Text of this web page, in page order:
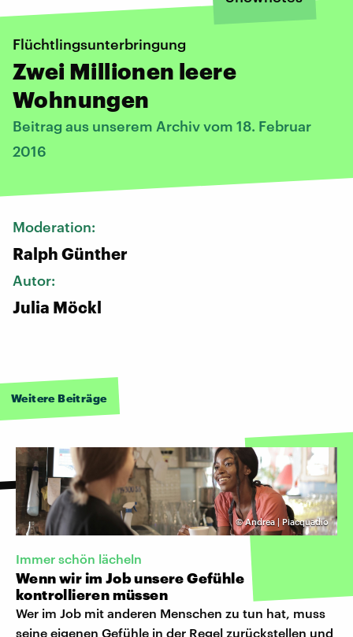
Flüchtlingsunterbringung
Zwei Millionen leere
Wohnungen
Beitrag aus unserem Archiv vom 18. Februar
2016
Moderation:
Ralph Günther
Autor:
Julia Möckl
Weitere Beiträge
©Andrea | Piacquadio
Immer schön lächeln
Wenn wir im Job unsere Gefühle
kontrollieren müssen
Wer im Job mit anderen Menschen zu tun hat, muss
seine eigenen Gefühle in der Regel zurückstellen und